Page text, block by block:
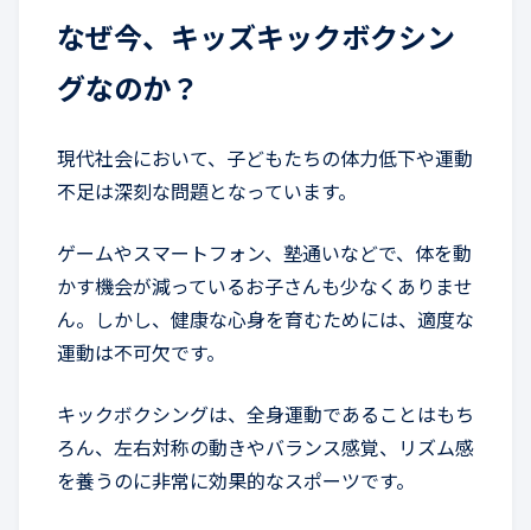
なぜ今、キッズキックボクシン
グなのか？
現代社会において、子どもたちの体力低下や運動
不足は深刻な問題となっています。
ゲームやスマートフォン、塾通いなどで、体を動
かす機会が減っているお子さんも少なくありませ
ん。しかし、健康な心身を育むためには、適度な
運動は不可欠です。
キックボクシングは、全身運動であることはもち
ろん、左右対称の動きやバランス感覚、リズム感
を養うのに非常に効果的なスポーツです。